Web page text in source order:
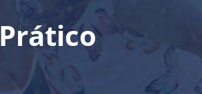
Prático